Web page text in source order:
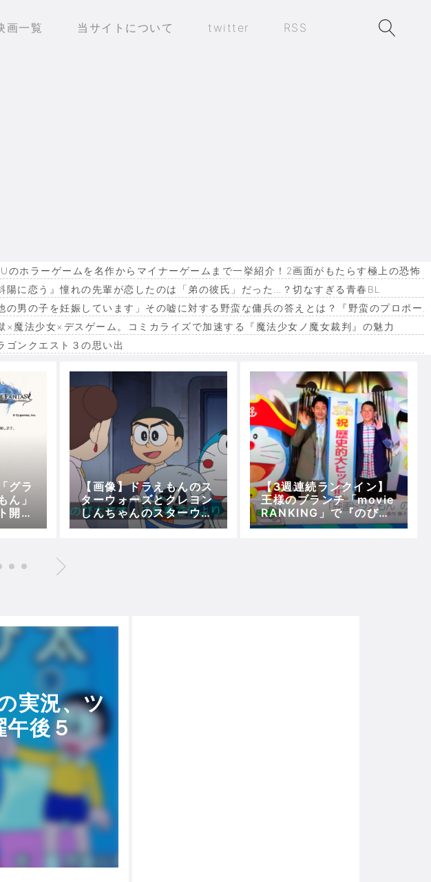
画一覧 当サイトについて twitter RSS
」東名高速で「死の恐怖」約1.7キロの追突！
のホラーゲームを名作からマイナーゲームまで一挙紹介！2画面がもたらす極上の恐怖
陽に恋う』憧れの先輩が恋したのは「弟の彼氏」だった…？切なすぎる青春BL
！』
の男の子を妊娠しています」その嘘に対する野蛮な傭兵の答えとは？『野蛮のプロポー
×魔法少女×デスゲーム。コミカライズで加速する『魔法少女ノ魔女裁判』の魅力
ゴンクエスト３の思い出
グラ
ん」
開催
催予
【画像】ドラえもんのス
ターウォーズとクレヨン
しんちゃんのスターウォ
ーズｗｗｗｗｗｗｗｗｗ
【3週連続ランクイン】
王様のブランチ「movie
RANKING」で『のび太
の宝島』が３週連続で第
実況、ツ
午後５